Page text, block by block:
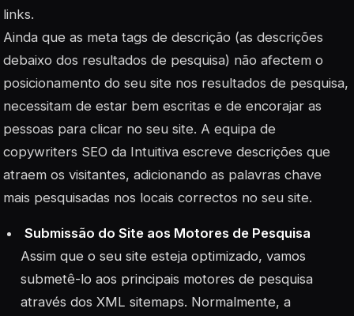
links.
Ainda que as meta tags de descrição (as descrições
debaixo dos resultados de pesquisa) não afectem o
posicionamento do seu site nos resultados de pesquisa,
necessitam de estar bem escritas e de encorajar as
pessoas para clicar no seu site. A equipa de
copywriters SEO da Intuitiva escreve descrições que
atraem os visitantes, adicionando as palavras chave
mais pesquisadas nos locais correctos no seu site.
Submissão do Site aos Motores de Pesquisa
Assim que o seu site esteja optimizado, vamos
submetê-lo aos principais motores de pesquisa
através dos XML sitemaps. Normalmente, a